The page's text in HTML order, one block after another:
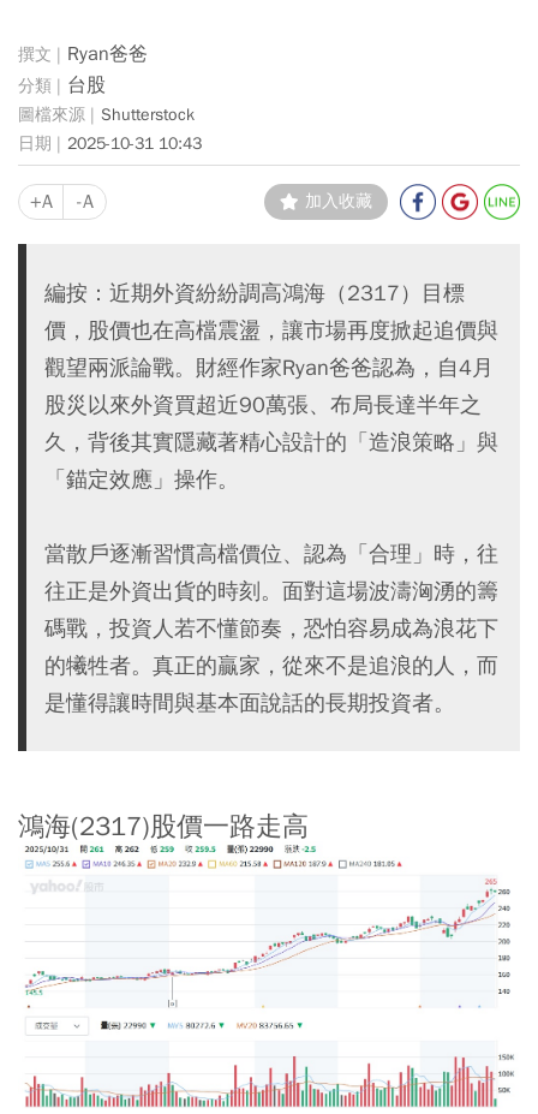
Ryan爸爸
台股
Shutterstock
2025-10-31 10:43
+A -A 加入收藏
編按：近期外資紛紛調高鴻海（2317）目標
價，股價也在高檔震盪，讓市場再度掀起追價與
觀望兩派論戰。財經作家Ryan爸爸認為，自4月
股災以來外資買超近90萬張、布局長達半年之
久，背後其實隱藏著精心設計的「造浪策略」與
「錨定效應」操作。
當散戶逐漸習慣高檔價位、認為「合理」時，往
往正是外資出貨的時刻。面對這場波濤洶湧的籌
碼戰，投資人若不懂節奏，恐怕容易成為浪花下
的犧牲者。真正的贏家，從來不是追浪的人，而
是懂得讓時間與基本面說話的長期投資者。
鴻海(2317)股價一路走高